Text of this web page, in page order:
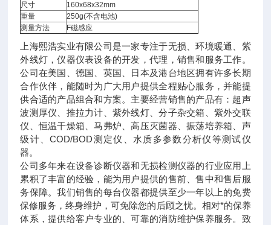
尺寸
160x68x32mm
重量
250g(不含电池)
测量方法
F磁感应
上海熙浩实业有限公司是一家专注于无损、环境暖通、紫
外线灯，仪器仪表设备的开发，代理，销售和服务工作。
公司在美国、德国、英国、日本及港台地区拥有许多长期
合作伙伴，能随时为广大用户提供全程贴心服务，并能提
供合适的产品组合和方案。主要经营销售的产品有：超声
波测厚仪、推拉力计、紫外线灯、分子杂交箱、紫外交联
仪、恒温干燥箱、马弗炉、高压灭菌器、振荡培养箱、声
级计、COD/BOD测定仪、水质多参数分析仪等测试仪
器。
公司多年来在设备诊断仪器和无损检测仪器的行业应用上
累积了丰富的经验，能为用户提供的售前、售中和售后服
务保障。我们销售的每台仪器都提供至少一年以上的免费
保修服务，终身维护，可免除您的后顾之忧。相对*的保养
体系，提供给客户专业的、可靠的消防维护保养服务。致